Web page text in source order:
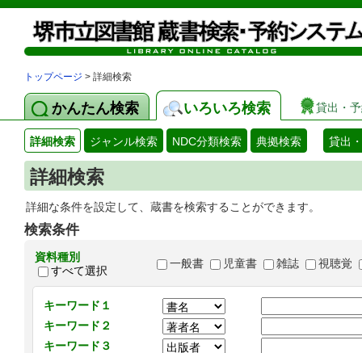
トップページ > 詳細検索
かんたん検索 いろいろ検索 貸出・
詳細検索 ジャンル検索 NDC分類検索 典拠検索 貸出
詳細検索
詳細な条件を設定して、蔵書を検索することができます。
検索条件
資料種別
すべて選択
一般書 児童書 雑誌 視聴覚
キーワード１
キーワード２
キーワード３